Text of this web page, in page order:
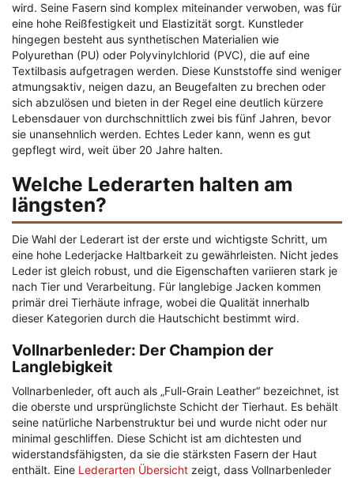
wird. Seine Fasern sind komplex miteinander verwoben, was für
eine hohe Reißfestigkeit und Elastizität sorgt. Kunstleder
hingegen besteht aus synthetischen Materialien wie
Polyurethan (PU) oder Polyvinylchlorid (PVC), die auf eine
Textilbasis aufgetragen werden. Diese Kunststoffe sind weniger
atmungsaktiv, neigen dazu, an Beugefalten zu brechen oder
sich abzulösen und bieten in der Regel eine deutlich kürzere
Lebensdauer von durchschnittlich zwei bis fünf Jahren, bevor
sie unansehnlich werden. Echtes Leder kann, wenn es gut
gepflegt wird, weit über 20 Jahre halten.
Welche Lederarten halten am
längsten?
Die Wahl der Lederart ist der erste und wichtigste Schritt, um
eine hohe Lederjacke Haltbarkeit zu gewährleisten. Nicht jedes
Leder ist gleich robust, und die Eigenschaften variieren stark je
nach Tier und Verarbeitung. Für langlebige Jacken kommen
primär drei Tierhäute infrage, wobei die Qualität innerhalb
dieser Kategorien durch die Hautschicht bestimmt wird.
Vollnarbenleder: Der Champion der
Langlebigkeit
Vollnarbenleder, oft auch als „Full-Grain Leather“ bezeichnet, ist
die oberste und ursprünglichste Schicht der Tierhaut. Es behält
seine natürliche Narbenstruktur bei und wurde nicht oder nur
minimal geschliffen. Diese Schicht ist am dichtesten und
widerstandsfähigsten, da sie die stärksten Fasern der Haut
enthält. Eine Lederarten Übersicht zeigt, dass Vollnarbenleder